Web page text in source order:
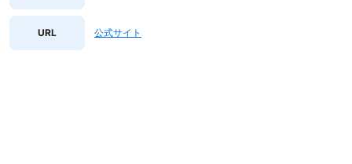
URL 公式サイト